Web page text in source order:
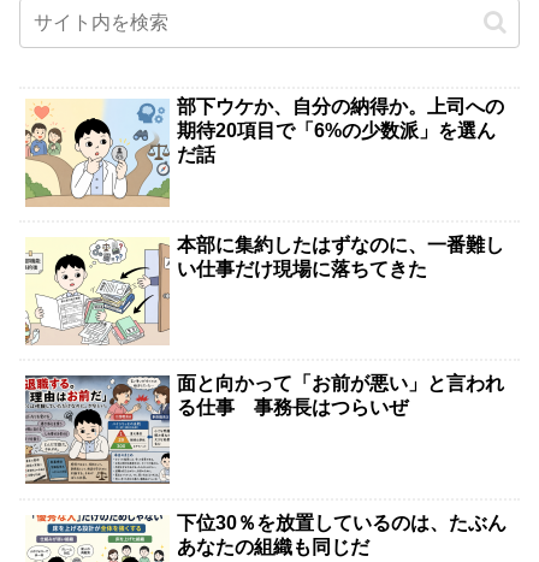
部下ウケか、自分の納得か。上司への
期待20項目で「6%の少数派」を選ん
だ話
本部に集約したはずなのに、一番難し
い仕事だけ現場に落ちてきた
面と向かって「お前が悪い」と言われ
る仕事 事務長はつらいぜ
下位30％を放置しているのは、たぶん
あなたの組織も同じだ